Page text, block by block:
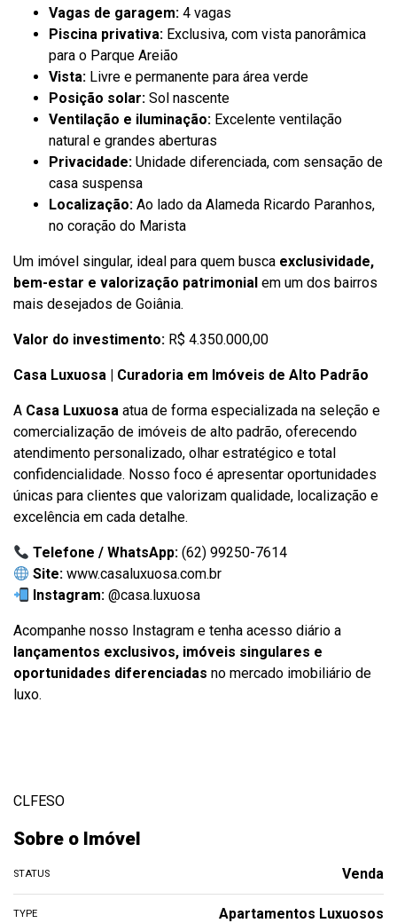
Vagas de garagem: 4 vagas
Piscina privativa: Exclusiva, com vista panorâmica
para o Parque Areião
Vista: Livre e permanente para área verde
Posição solar: Sol nascente
Ventilação e iluminação: Excelente ventilação
natural e grandes aberturas
Privacidade: Unidade diferenciada, com sensação de
casa suspensa
Localização: Ao lado da Alameda Ricardo Paranhos,
no coração do Marista
Um imóvel singular, ideal para quem busca exclusividade,
bem-estar e valorização patrimonial em um dos bairros
mais desejados de Goiânia.
Valor do investimento: R$ 4.350.000,00
Casa Luxuosa | Curadoria em Imóveis de Alto Padrão
A Casa Luxuosa atua de forma especializada na seleção e
comercialização de imóveis de alto padrão, oferecendo
atendimento personalizado, olhar estratégico e total
confidencialidade. Nosso foco é apresentar oportunidades
únicas para clientes que valorizam qualidade, localização e
excelência em cada detalhe.
Telefone / WhatsApp: (62) 99250-7614
Site: www.casaluxuosa.com.br
Instagram: @casa.luxuosa
Acompanhe nosso Instagram e tenha acesso diário a
lançamentos exclusivos, imóveis singulares e
oportunidades diferenciadas no mercado imobiliário de
luxo.
CLFESO
Sobre o Imóvel
STATUS Venda
TYPE Apartamentos Luxuosos